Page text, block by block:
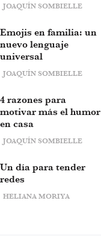
JOAQUÍN SOMBIELLE
Emojis en familia: un
nuevo lenguaje
universal
JOAQUÍN SOMBIELLE
4 razones para
motivar más el humor
en casa
JOAQUÍN SOMBIELLE
Un día para tender
redes
HELIANA MORIYA